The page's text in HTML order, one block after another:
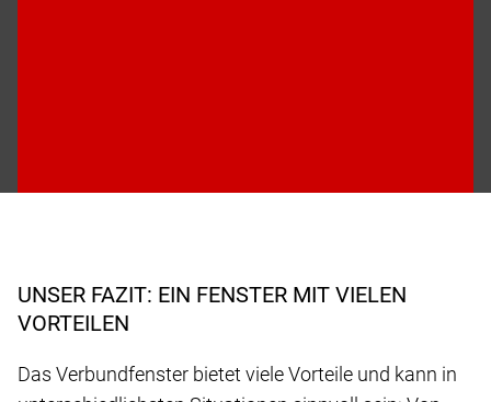
UNSER FAZIT: EIN FENSTER MIT VIELEN
VORTEILEN
Das Verbundfenster bietet viele Vorteile und kann in